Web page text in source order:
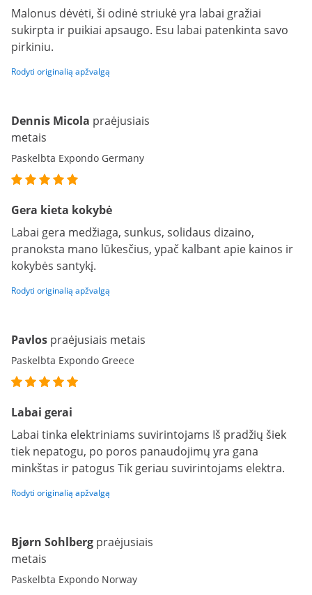
Malonus dėvėti, ši odinė striukė yra labai gražiai
sukirpta ir puikiai apsaugo. Esu labai patenkinta savo
pirkiniu.
Rodyti originalią apžvalgą
Dennis Micola praėjusiais
metais
Paskelbta Expondo Germany
Gera kieta kokybė
Labai gera medžiaga, sunkus, solidaus dizaino,
pranoksta mano lūkesčius, ypač kalbant apie kainos ir
kokybės santykį.
Rodyti originalią apžvalgą
Pavlos praėjusiais metais
Paskelbta Expondo Greece
Labai gerai
Labai tinka elektriniams suvirintojams Iš pradžių šiek
tiek nepatogu, po poros panaudojimų yra gana
minkštas ir patogus Tik geriau suvirintojams elektra.
Rodyti originalią apžvalgą
Bjørn Sohlberg praėjusiais
metais
Paskelbta Expondo Norway